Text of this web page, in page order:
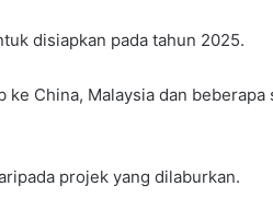
disiapkan pada tahun 2025.
ke China, Malaysia dan
projek yang dilaburkan.